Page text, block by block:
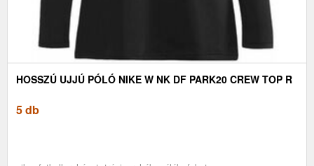
HOSSZÚ UJJÚ PÓLÓ NIKE W NK DF PARK20 CREW TOP R
5 db